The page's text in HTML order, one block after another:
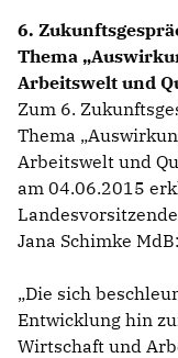
6.
Thema
Arbeitswelt und
Zum 6.
Thema
Arbeitswelt und
am 04.06.2015
Jana Schimke MdB:
Die sich
Entwicklung hin
Wirtschaft und